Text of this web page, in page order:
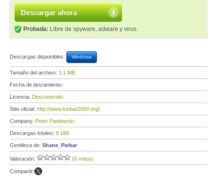
Descargar ahora
Probada: Libre de spyware, adware y virus
Descargas disponibles: Windows
Tamaño del archivo: 3,1 MB
Fecha de lanzamiento:
Licencia: Desconocido
Sitio oficial: http://www.foobar2000.org/
Company: Peter Pawlowski
Descargas totales: 9 189
Gentileza de: Shane_Parkar
Valoración: (0 votos)
Compartir: